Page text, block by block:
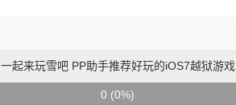
一起来玩雪吧 PP助手推荐好玩的iOS7越狱游戏
0 (0%)